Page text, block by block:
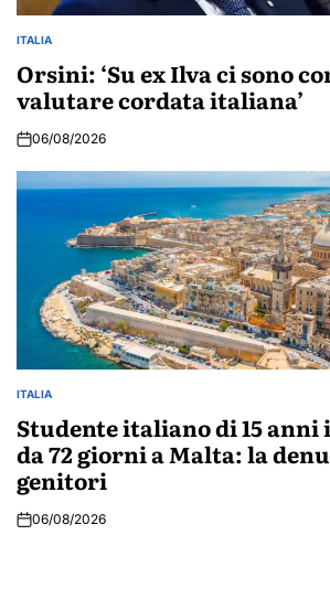
POSTED
ITALIA
Orsini: ‘Su ex Ilva ci sono
valutare cordata italiana’
06/08/2026
POSTED
ITALIA
Studente italiano di 15
da 72 giorni a Malta: la
genitori
06/08/2026